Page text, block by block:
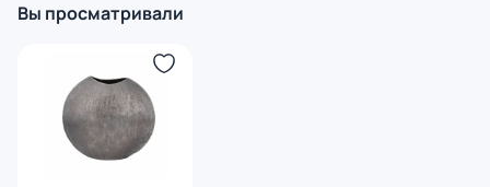
Вы просматривали